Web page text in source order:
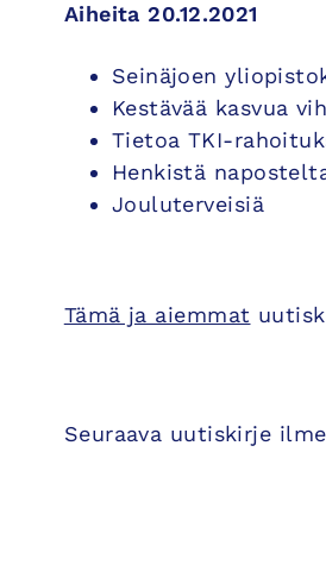
Aiheita 20.12.2021
Seinäjoen
Kestävää kasvua
Tietoa TKI-
Henkistä
Jouluterveisiä
Tämä ja aiemmat
Seuraava uutiskirje